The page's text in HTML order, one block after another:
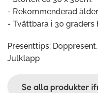
- Rekommenderad
- Tvättbara i 30 graders
Presenttips:
Julklapp
Se alla produkter